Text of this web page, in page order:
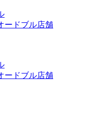
ードブル店舗
ードブル店舗